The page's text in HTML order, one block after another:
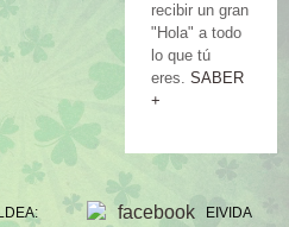
recibir un gran
"Hola" a todo
lo que tú
eres. SABER
+
EIVIDA